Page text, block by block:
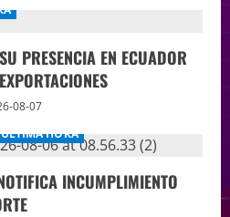
PRESENCIA EN ECUADOR
08-07
ÚLTIMA HORA
INCUMPLIMIENTO